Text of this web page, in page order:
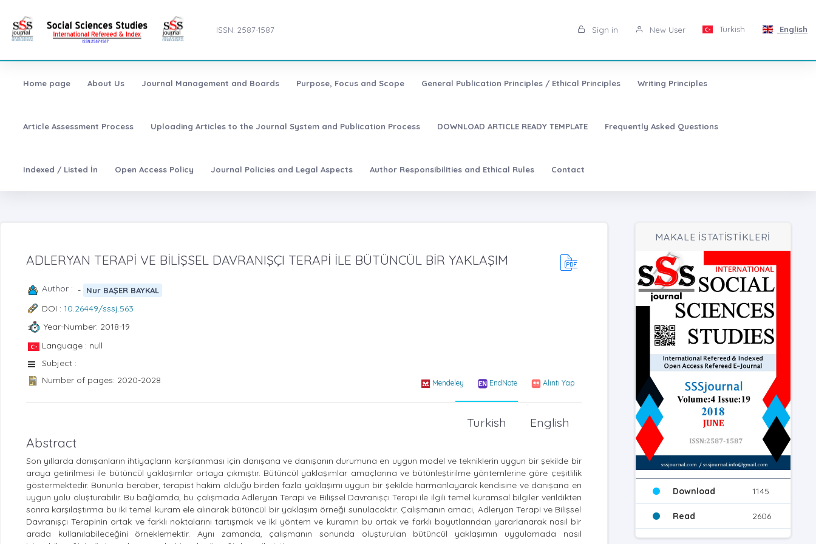
ISSN: 2587-1587 Sign in New User Turkish English
Home page About Us Journal Management and Boards Purpose, Focus and Scope General Publication Principles / Ethical Principles Writing Principles
Article Assessment Process Uploading Articles to the Journal System and Publication Process DOWNLOAD ARTICLE READY TEMPLATE Frequently Asked Questions
Indexed / Listed İn Open Access Policy Journal Policies and Legal Aspects Author Responsibilities and Ethical Rules Contact
ADLERYAN TERAPİ VE BİLİŞSEL DAVRANIŞÇI TERAPİ İLE BÜTÜNCÜL BİR YAKLAŞIM
Author : - Nur BAŞER BAYKAL
DOI : 10.26449/sssj.563
Year-Number: 2018-19
Language : null
Subject :
Number of pages: 2020-2028
Mendeley EndNote Alıntı Yap
English
Turkish
Abstract
Son yıllarda danışanların ihtiyaçların karşılanması için danışana ve danışanın durumuna en uygun model ve tekniklerin uygun bir şekilde bir
araya getirilmesi ile bütüncül yaklaşımlar ortaya çıkmıştır. Bütüncül yaklaşımlar amaçlarına ve bütünleştirilme yöntemlerine göre çeşitlilik
göstermektedir. Bununla beraber, terapist hakim olduğu birden fazla yaklaşımı uygun bir şekilde harmanlayarak kendisine ve danışana en
uygun yolu oluşturabilir. Bu bağlamda, bu çalışmada Adleryan Terapi ve Bilişsel Davranışçı Terapi ile ilgili temel kuramsal bilgiler verildikten
sonra karşılaştırma bu iki temel kuram ele alınarak bütüncül bir yaklaşım örneği sunulacaktır. Çalışmanın amacı, Adleryan Terapi ve Bilişsel
Davranışçı Terapinin ortak ve farklı noktalarını tartışmak ve iki yöntem ve kuramın bu ortak ve farklı boyutlarından yararlanarak nasıl bir
arada kullanılabileceğini örneklemektir. Aynı zamanda, çalışmanın sonunda oluşturulan bütüncül yaklaşımın uygulamada nasıl
MAKALE İSTATİSTİKLERİ
Download 1145
Read 2606